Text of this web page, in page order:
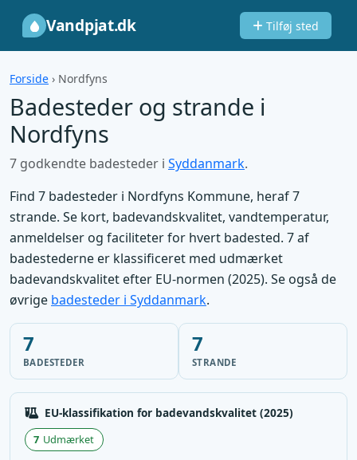
Vandpjat.dk Tilføj sted
Forside › Nordfyns
Badesteder og strande i
Nordfyns
7 godkendte badesteder i Syddanmark.
Find 7 badesteder i Nordfyns Kommune, heraf 7
strande. Se kort, badevandskvalitet, vandtemperatur,
anmeldelser og faciliteter for hvert badested. 7 af
badestederne er klassificeret med udmærket
badevandskvalitet efter EU-normen (2025). Se også de
øvrige badesteder i Syddanmark.
7
BADESTEDER
7
STRANDE
EU-klassifikation for badevandskvalitet (2025)
7 Udmærket